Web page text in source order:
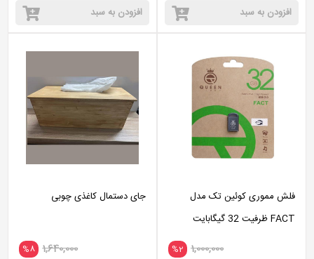
افزودن به سبد افزودن به سبد
فلش مموری کوئین تک مدل
FACT ظرفیت 32 گیگابایت
%2 1,000,000
جای دستمال کاغذی چوبی
%8 1,640,000